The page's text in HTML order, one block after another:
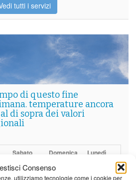
Consenso
utilizziamo tecnologie come i cookie per
tutti i servizi
di questo fine
temperature ancora
di sopra dei valori
Sabato Domenica Lunedì